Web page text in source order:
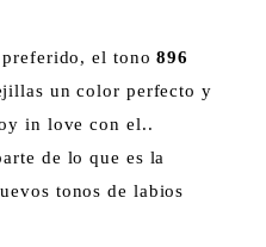
preferido, el tono896
un color perfecto y
in love con el..
de lo que es la
tonos de labios